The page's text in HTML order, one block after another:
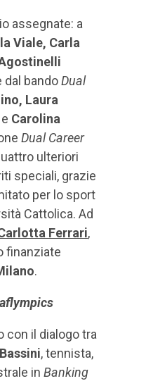
assegnate: a
Viale, Carla
dal bandoDual
Laura
e Carolina
Dual Career
ulteriori
speciali, grazie
per lo sport
Cattolica. Ad
Ferrari,
finanziate
.
con il dialogo tra
, tennista,
in Banking